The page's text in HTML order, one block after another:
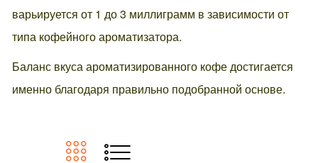
варьируется от 1 до 3 миллиграмм в зависимости от
типа кофейного ароматизатора.
Баланс вкуса ароматизированного кофе достигается
именно благодаря правильно подобранной основе.